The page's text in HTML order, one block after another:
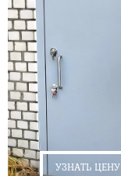
УЗНАТЬ ЦЕНУ